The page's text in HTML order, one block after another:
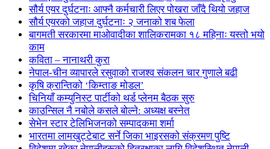
सौर्य एयर दुर्घटनाः आफ्नै कर्मचारी लिएर पोखरा जाँदै थियो जहाज
सौर्य एयरको जहाज दुर्घटनाः २ जनाको शब फेला
बागमती सरकारमा माओवादीका शालिकरामका १८ महिनाः यस्तो भयो
काम
कविता – नानाथरी कुरा
नेपाल-चीन व्यापारले रसुवाको राजश्व संकलन चार गुणाले बढी
कृषि क्रान्तिको ‘किम्ताङ मोडल’
चिनियाँ कम्युनिस्ट पार्टीको थर्ड प्लेनम बैठक सुरु
काउन्सिल नै नबोले कसले बोल्ने: अध्यक्ष बस्नेत
सेभेन स्टार टेलिभिजनको सम्पादकमा शर्मा
भारतमा लामखुट्टेबाट सर्ने जिका भाइरसको संक्रमण पुष्टि